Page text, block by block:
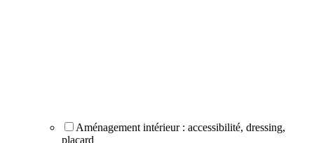
Aménagement intérieur : accessibilité, dressing,
placard